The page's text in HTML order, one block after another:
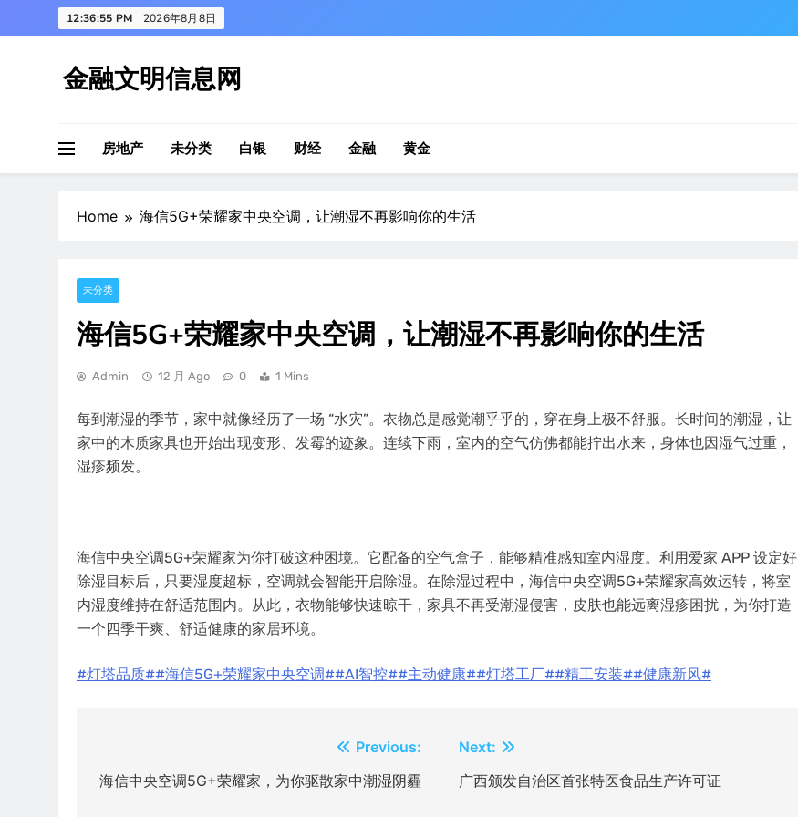
to
12:36:56 PM 2026年8月8日
金融文明信息网
房地产 未分类 白银 财经 金融 黄金
Home 海信5G+荣耀家中央空调，让潮湿不再影响你的生活
未分类
海信5G+荣耀家中央空调，让潮湿不再影响你的生活
Admin 12 月 Ago 0 1 Mins
每到潮湿的季节，家中就像经历了一场 “水灾”。衣物总是感觉潮乎乎的，穿在身上极不舒服。长时间的潮湿，让
家中的木质家具也开始出现变形、发霉的迹象。连续下雨，室内的空气仿佛都能拧出水来，身体也因湿气过重，
湿疹频发。
海信中央空调5G+荣耀家为你打破这种困境。它配备的空气盒子，能够精准感知室内湿度。利用爱家 APP 设定好
除湿目标后，只要湿度超标，空调就会智能开启除湿。在除湿过程中，海信中央空调5G+荣耀家高效运转，将室
内湿度维持在舒适范围内。从此，衣物能够快速晾干，家具不再受潮湿侵害，皮肤也能远离湿疹困扰，为你打造
一个四季干爽、舒适健康的家居环境。
#灯塔品质##海信5G+荣耀家中央空调##AI智控##主动健康##灯塔工厂##精工安装##健康新风#
章
Previous:
海信中央空调5G+荣耀家，为你驱散家中潮湿阴霾
Next:
广西颁发自治区首张特医食品生产许可证